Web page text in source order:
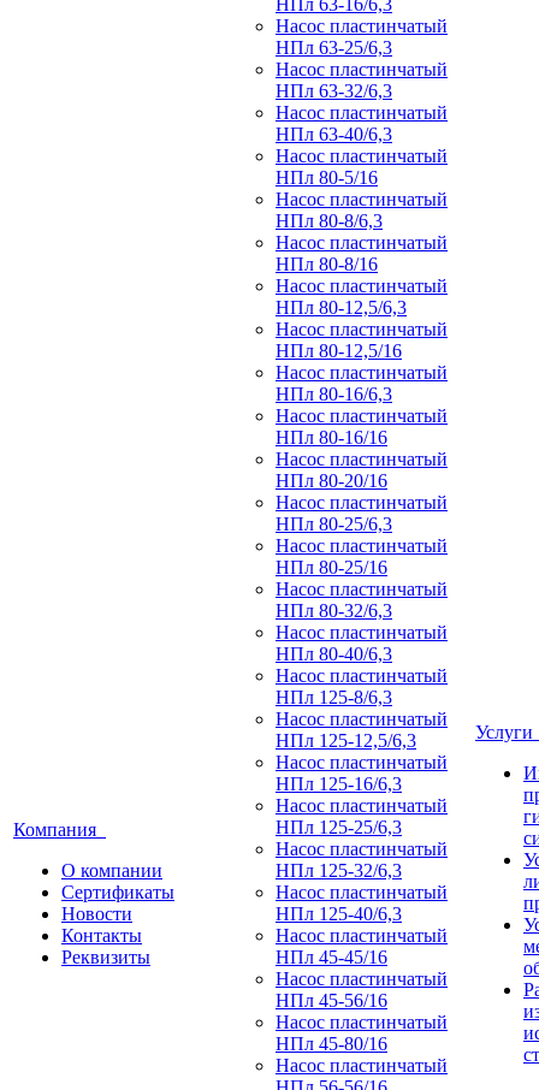
Компания
О компании
Сертификаты
Новости
Контакты
Реквизиты
НПл 63-16/6,3
Насос пластинчатый
НПл 63-25/6,3
Насос пластинчатый
НПл 63-32/6,3
Насос пластинчатый
НПл 63-40/6,3
Насос пластинчатый
НПл 80-5/16
Насос пластинчатый
НПл 80-8/6,3
Насос пластинчатый
НПл 80-8/16
Насос пластинчатый
НПл 80-12,5/6,3
Насос пластинчатый
НПл 80-12,5/16
Насос пластинчатый
НПл 80-16/6,3
Насос пластинчатый
НПл 80-16/16
Насос пластинчатый
НПл 80-20/16
Насос пластинчатый
НПл 80-25/6,3
Насос пластинчатый
НПл 80-25/16
Насос пластинчатый
НПл 80-32/6,3
Насос пластинчатый
НПл 80-40/6,3
Насос пластинчатый
НПл 125-8/6,3
Насос пластинчатый
НПл 125-12,5/6,3
Насос пластинчатый
НПл 125-16/6,3
Насос пластинчатый
НПл 125-25/6,3
Насос пластинчатый
НПл 125-32/6,3
Насос пластинчатый
НПл 125-40/6,3
Насос пластинчатый
НПл 45-45/16
Насос пластинчатый
НПл 45-56/16
Насос пластинчатый
НПл 45-80/16
Насос пластинчатый